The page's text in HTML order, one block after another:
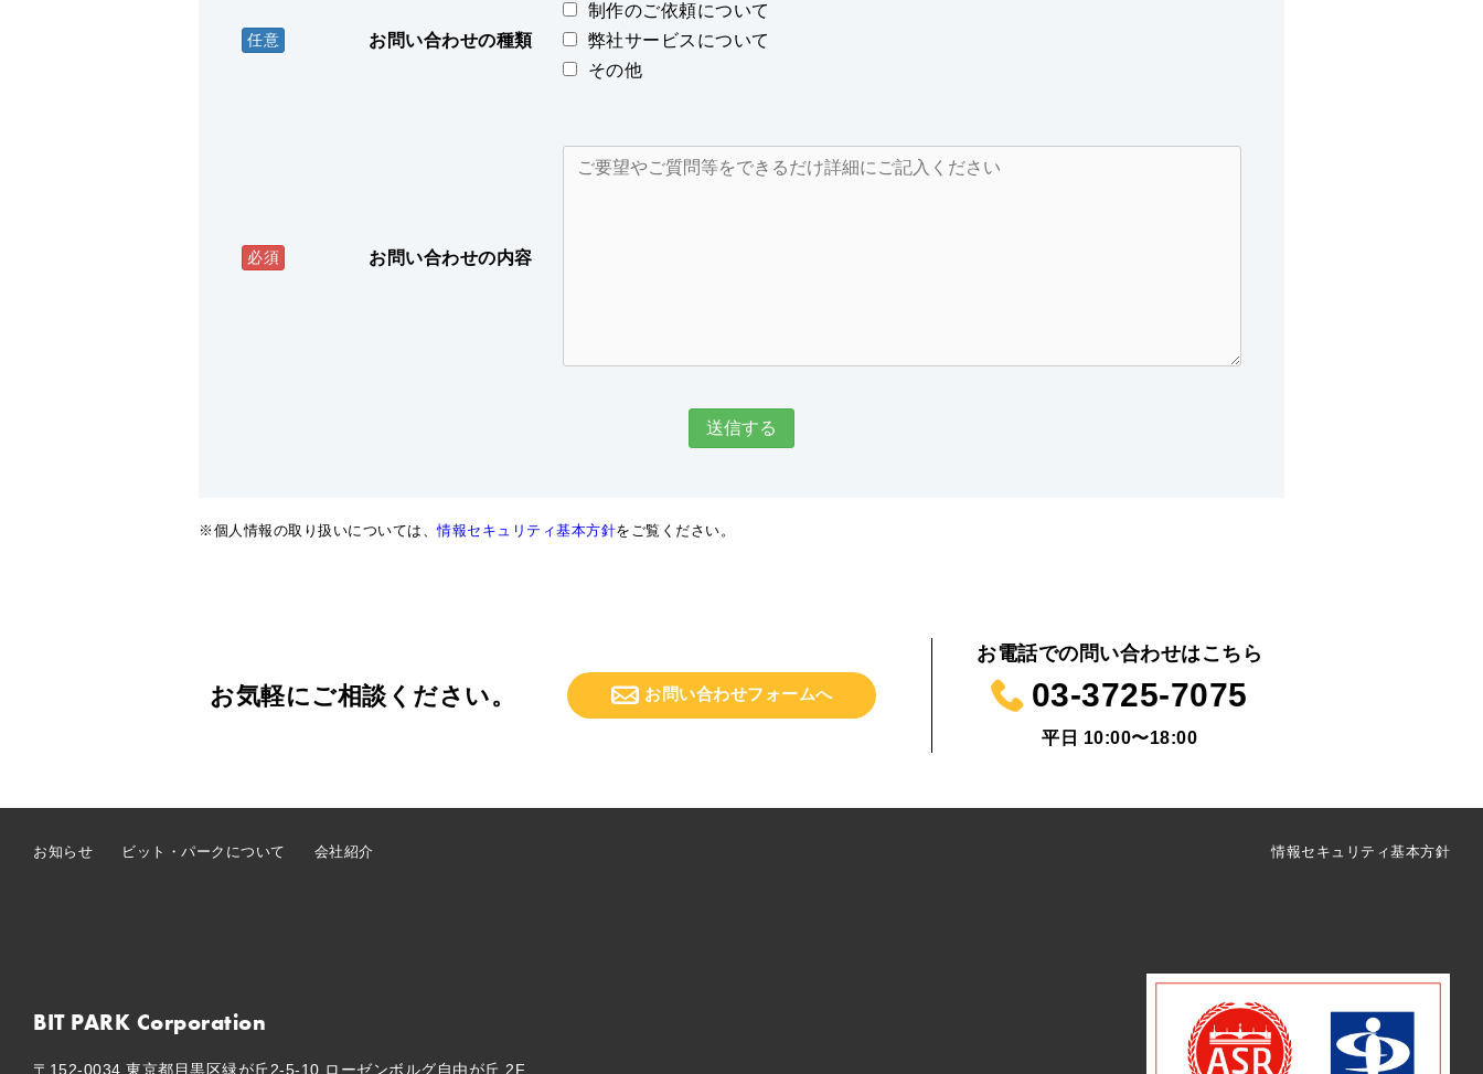
任意 お問い合わせの種類
制作のご依頼について
弊社サービスについて
その他
必須 お問い合わせの内容
※個人情報の取り扱いについては、情報セキュリティ基本方針をご覧ください。
お気軽にご相談ください。 お問い合わせフォームへ
お電話での問い合わせはこちら
03-3725-7075
平日 10:00〜18:00
お知らせ ビット・パークについて 会社紹介 情報セキュリティ基本方針
BIT PARK Corporation
〒152-0034 東京都目黒区緑が丘2-5-10 ローゼンボルグ自由が丘 2F